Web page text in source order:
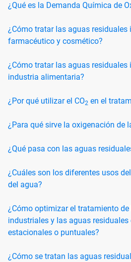
¿Qué es la Demanda Química de
¿Cómo tratar las aguas residuales
farmacéutico y cosmético?
¿Cómo tratar las aguas residuales
industria alimentaria?
¿Por qué utilizar el CO2 en el
¿Para qué sirve la oxigenación de
¿Qué pasa con las aguas
¿Cuáles son los diferentes usos del
del agua?
¿Cómo optimizar el tratamiento
industriales y las aguas residuales
estacionales o puntuales?
¿Cómo se tratan las aguas